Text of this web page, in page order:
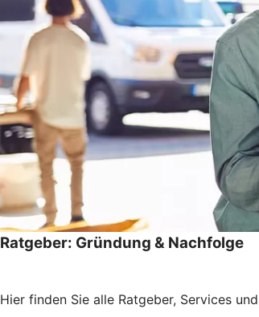
Ratgeber: Gründung & Nachfolge
Hier finden Sie alle Ratgeber, Services